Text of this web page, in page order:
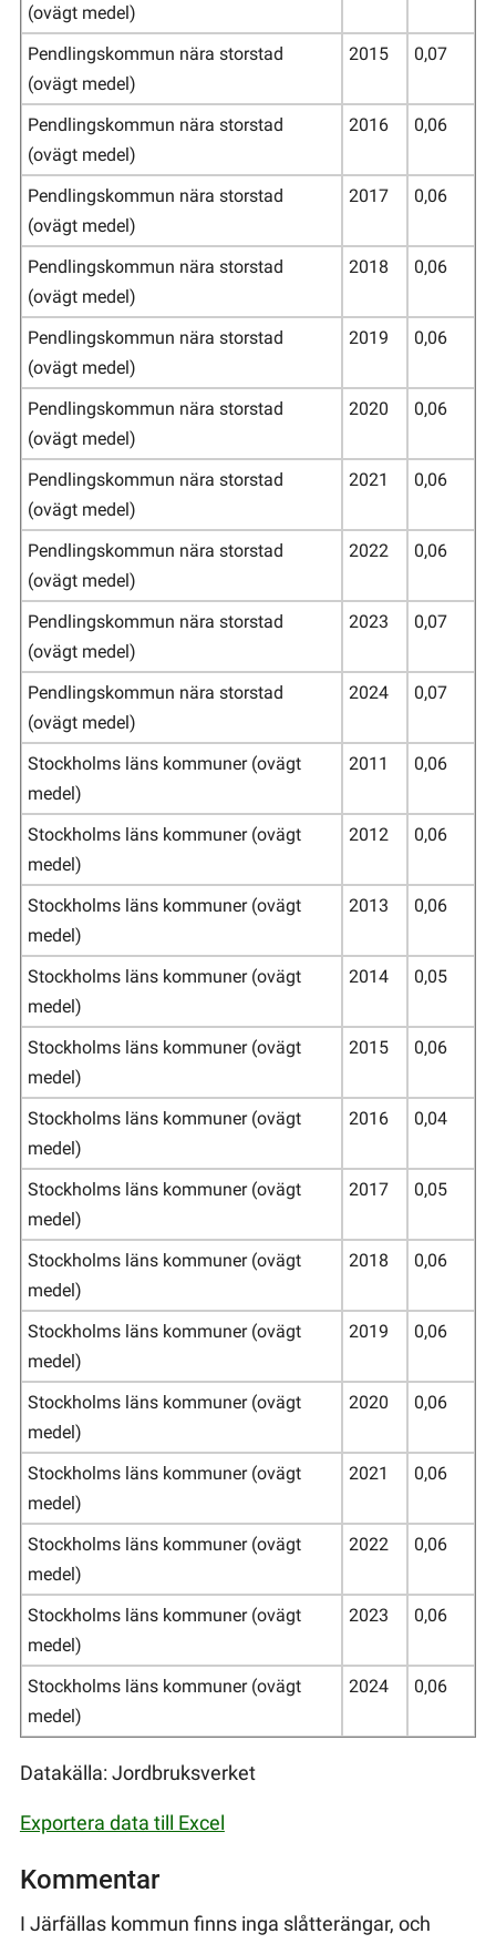
(ovägt medel)
Pendlingskommun nära storstad
(ovägt medel)
2015 0,07
Pendlingskommun nära storstad
(ovägt medel)
2016 0,06
Pendlingskommun nära storstad
(ovägt medel)
2017 0,06
Pendlingskommun nära storstad
(ovägt medel)
2018 0,06
Pendlingskommun nära storstad
(ovägt medel)
2019 0,06
Pendlingskommun nära storstad
(ovägt medel)
2020 0,06
Pendlingskommun nära storstad
(ovägt medel)
2021 0,06
Pendlingskommun nära storstad
(ovägt medel)
2022 0,06
Pendlingskommun nära storstad
(ovägt medel)
2023 0,07
Pendlingskommun nära storstad
(ovägt medel)
2024 0,07
Stockholms läns kommuner (ovägt
medel)
2011 0,06
Stockholms läns kommuner (ovägt
medel)
2012 0,06
Stockholms läns kommuner (ovägt
medel)
2013 0,06
Stockholms läns kommuner (ovägt
medel)
2014 0,05
Stockholms läns kommuner (ovägt
medel)
2015 0,06
Stockholms läns kommuner (ovägt
medel)
2016 0,04
Stockholms läns kommuner (ovägt
medel)
2017 0,05
Stockholms läns kommuner (ovägt
medel)
2018 0,06
Stockholms läns kommuner (ovägt
medel)
2019 0,06
Stockholms läns kommuner (ovägt
medel)
2020 0,06
Stockholms läns kommuner (ovägt
medel)
2021 0,06
Stockholms läns kommuner (ovägt
medel)
2022 0,06
Stockholms läns kommuner (ovägt
medel)
2023 0,06
Stockholms läns kommuner (ovägt
medel)
2024 0,06
Datakälla: Jordbruksverket
Exportera data till Excel
Kommentar
I Järfällas kommun finns inga slåtterängar, och